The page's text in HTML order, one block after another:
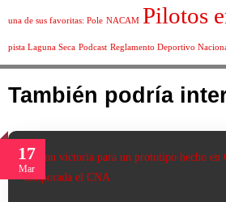
una de sus favoritas: Pole NACAM Pilotos
pista Laguna Seca Podcast Reglamento Deportivo
También podría
17
Mar